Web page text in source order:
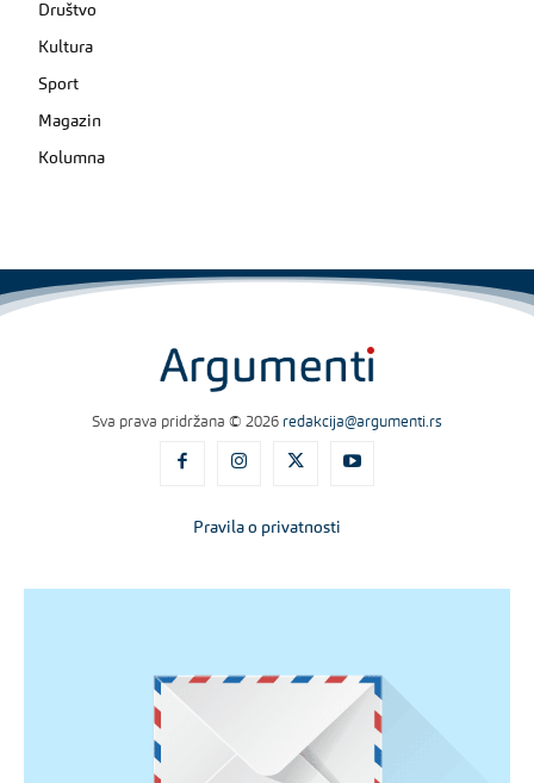
Društvo
Kultura
Sport
Magazin
Kolumna
Sva prava pridržana © 2026 redakcija@argumenti.rs
Pravila o privatnosti